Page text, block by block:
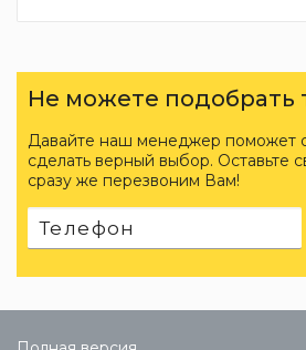
Не можете подобрать
Давайте наш менеджер поможет
сделать верный выбор. Оставьте
сразу же перезвоним Вам!